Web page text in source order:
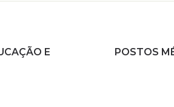
E
POSTOS